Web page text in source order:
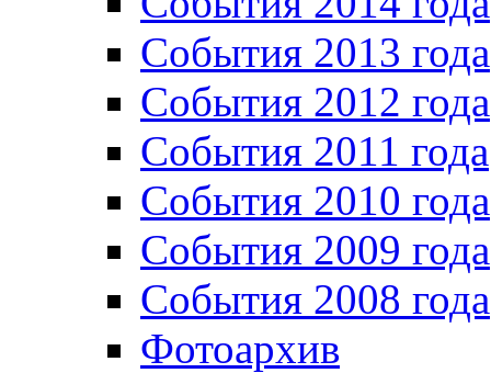
События 2013 года
События 2012 года
События 2011 года
События 2010 года
События 2009 года
События 2008 года
Фотоархив